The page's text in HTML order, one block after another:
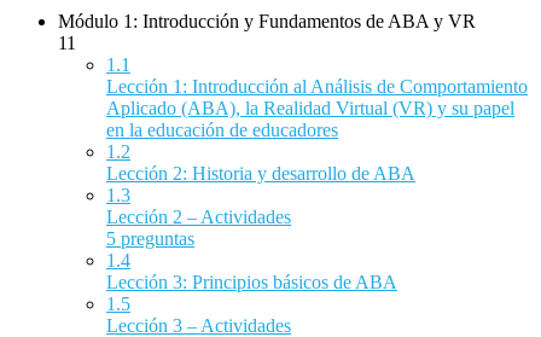
Módulo 1: Introducción y Fundamentos de ABA y VR
11
1.1
Lección 1: Introducción al Análisis de Comportamiento
Aplicado (ABA), la Realidad Virtual (VR) y su papel
en la educación de educadores
1.2
Lección 2: Historia y desarrollo de ABA
1.3
Lección 2 – Actividades
5 preguntas
1.4
Lección 3: Principios básicos de ABA
1.5
Lección 3 – Actividades